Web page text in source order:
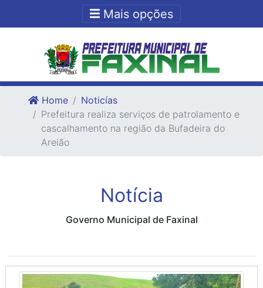
Ir para o fim do conteudo
Mais opções
Home
Noticías
Prefeitura realiza serviços de patrolamento e
cascalhamento na região da Bufadeira do
Areião
Notícia
Governo Municipal de Faxinal